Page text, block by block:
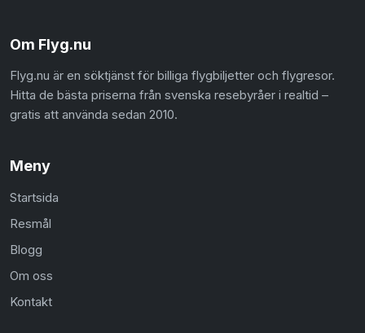
Om Flyg.nu
Flyg.nu är en söktjänst för billiga flygbiljetter och flygresor.
Hitta de bästa priserna från svenska resebyråer i realtid –
gratis att använda sedan 2010.
Meny
Startsida
Resmål
Blogg
Om oss
Kontakt